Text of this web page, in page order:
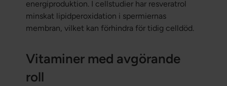
energiproduktion. I cellstudier har resveratrol
minskat lipidperoxidation i spermiernas
membran, vilket kan förhindra för tidig celldöd.
Vitaminer med avgörande
roll